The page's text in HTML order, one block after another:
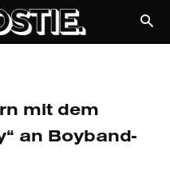
mit dem
an Boyband-